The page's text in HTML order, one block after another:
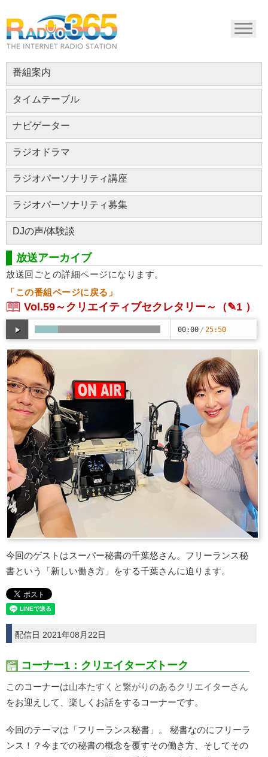
番組案内
タイムテーブル
ナビゲーター
ラジオドラマ
ラジオパーソナリティ講座
ラジオパーソナリティ募集
DJの声/体験談
放送アーカイブ
放送回ごとの詳細ページになります。
「この番組ページに戻る」
Vol.59～クリエイティブセクレタリー～ （✎1 ）
00:00 / 25:50
今回のゲストはスーパー秘書の千葉悠さん。フリーランス秘
書という「新しい働き方」をする千葉さんに迫ります。
配信日 2021年08月22日
コーナー1：クリエイターズトーク
このコーナーは山本たすくと繋がりのあるクリエイターさん
をお迎えして、楽しくお話をするコーナーです。
今回のテーマは「フリーランス秘書」。 秘書なのにフリーラ
ンス！？今までの秘書の概念を覆すその働き方、そしてその